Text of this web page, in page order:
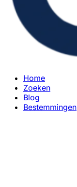
Home
Zoeken
Blog
Bestemmingen